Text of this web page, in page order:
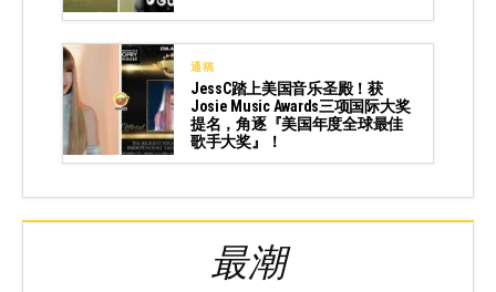
通稿
JessC踏上美国音乐圣殿！获
Josie Music Awards三项国际大奖
提名，角逐『美国年度全球最佳
歌手大奖』！
最潮